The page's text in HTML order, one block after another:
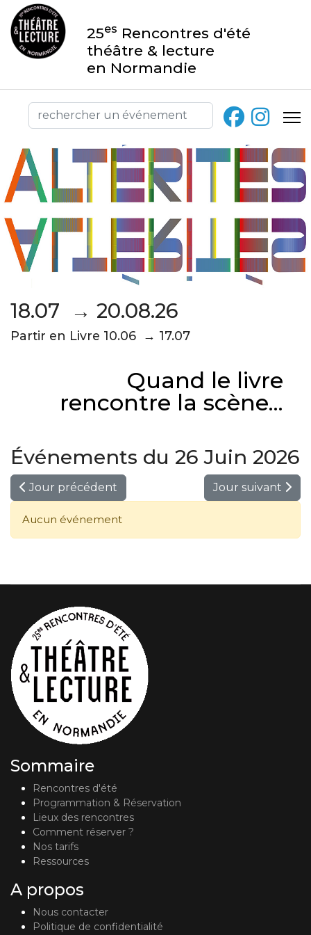
25es Rencontres d'été
théâtre & lecture
en Normandie
18.07 → 20.08.26
Partir en Livre 10.06 → 17.07
Quand le livre
rencontre la scène...
Événements du 26 Juin 2026
Jour précédent Jour suivant
Aucun événement
Sommaire
Rencontres d'été
Programmation & Réservation
Lieux des rencontres
Comment réserver ?
Nos tarifs
Ressources
A propos
Nous contacter
Politique de confidentialité